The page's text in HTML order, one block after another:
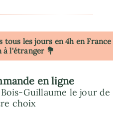
tous les jours en 4h en France
à l'étranger 💐
en ligne
Guillaume le jour de
choix